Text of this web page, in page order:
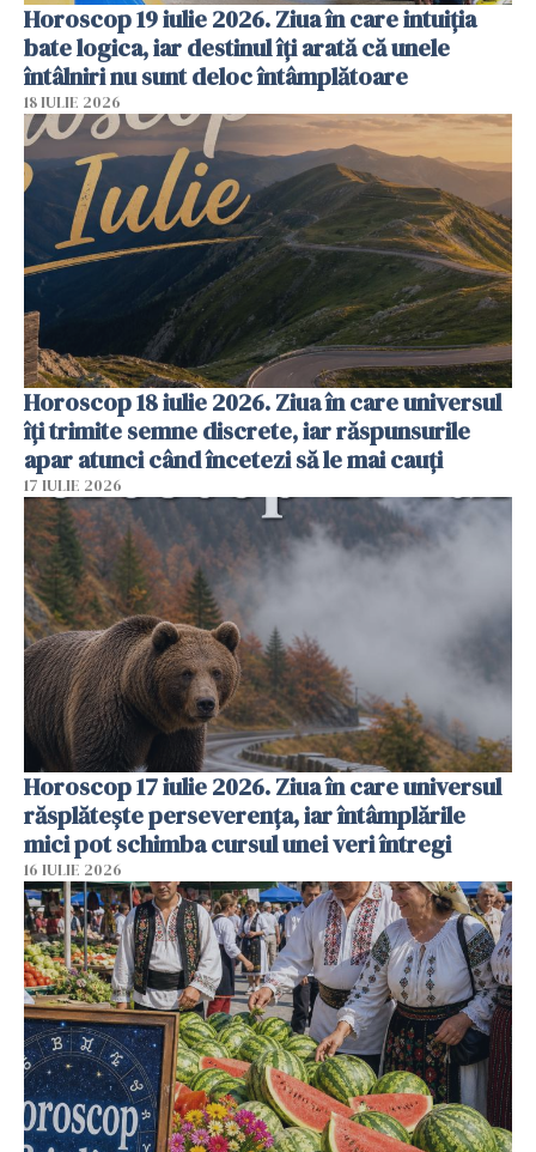
Horoscop 19 iulie 2026. Ziua în care intuiția
bate logica, iar destinul îți arată că unele
întâlniri nu sunt deloc întâmplătoare
18 IULIE 2026
Horoscop 18 iulie 2026. Ziua în care universul
îți trimite semne discrete, iar răspunsurile
apar atunci când încetezi să le mai cauți
17 IULIE 2026
Horoscop 17 iulie 2026. Ziua în care universul
răsplătește perseverența, iar întâmplările
mici pot schimba cursul unei veri întregi
16 IULIE 2026